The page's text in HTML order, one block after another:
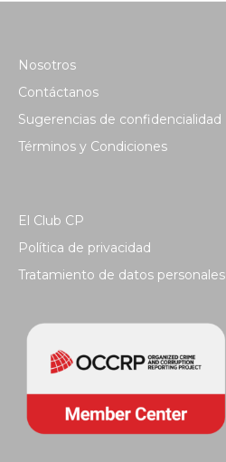
Nosotros
Contáctanos
Sugerencias de confidencialidad
Términos y Condiciones
El Club CP
Política de privacidad
Tratamiento de datos personales